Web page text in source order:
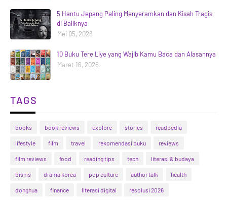
5 Hantu Jepang Paling Menyeramkan dan Kisah Tragis
di Baliknya
Mei 05, 2026
10 Buku Tere Liye yang Wajib Kamu Baca dan Alasannya
Maret 16, 2026
TAGS
books book reviews explore stories readpedia
lifestyle film travel rekomendasi buku reviews
film reviews food reading tips tech literasi & budaya
bisnis drama korea pop culture author talk health
donghua finance literasi digital resolusi 2026